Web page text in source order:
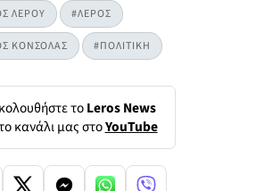
ΛΕΡΟΥ #ΛΕΡΟΣ
ΚΟΝΣΟΛΑΣ #ΠΟΛΙΤΙΚΗ
τοLeros News
κανάλι μας στοYouTube